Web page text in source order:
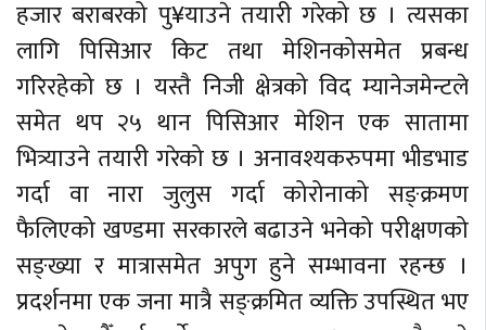
हजार बराबरको पु¥याउने तयारी गरेको छ । त्यसका
लागि पिसिआर किट तथा मेशिनकोसमेत प्रबन्ध
गरिरहेको छ । यस्तै निजी क्षेत्रको विद म्यानेजमेन्टले
समेत थप २५ थान पिसिआर मेशिन एक सातामा
भित्र्याउने तयारी गरेको छ । अनावश्यकरुपमा भीडभाड
गर्दा वा नारा जुलुस गर्दा कोरोनाको सङ्क्रमण
फैलिएको खण्डमा सरकारले बढाउने भनेको परीक्षणको
सङ्ख्या र मात्रासमेत अपुग हुने सम्भावना रहन्छ ।
प्रदर्शनमा एक जना मात्रै सङ्क्रमित व्यक्ति उपस्थित भए